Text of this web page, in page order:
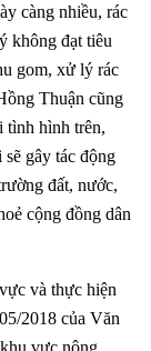
càng nhiều, rác
không đạt tiêu
gom, xử lý rác
Thuận cũng
tình hình trên,
gây tác động
đất, nước,
cộng đồng dân
và thực hiện
2018 của Văn
vực nông